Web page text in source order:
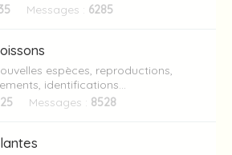
Messages : 6285
espèces, reproductions,
identifications...
Messages : 8528